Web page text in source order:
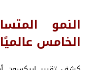
النمو
الخامس